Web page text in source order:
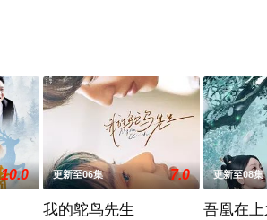
10.0 更新至06集 7.0
我的鸵鸟先生
更新至08集
吾凰在